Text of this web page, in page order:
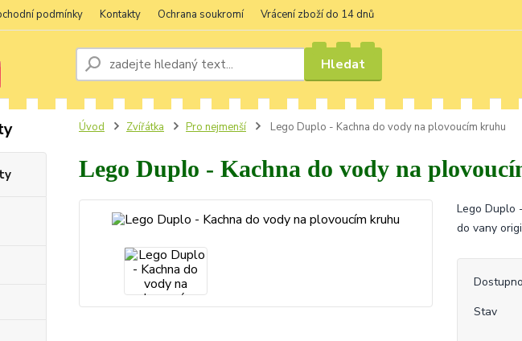
podmínky Kontakty Ochrana soukromí Vrácení zboží do 14 dnů
Hledat
Úvod Zvířátka Pro nejmenší Lego Duplo - Kachna do vody na plovoucím kruhu
Lego Duplo - Kachna do vody na
Lego Duplo
do vany
Stav